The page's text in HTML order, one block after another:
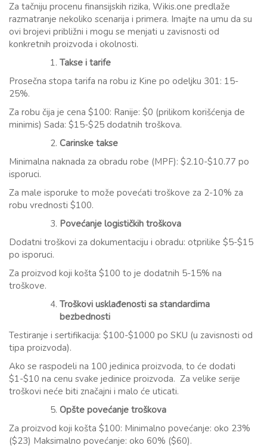
Za tačniju procenu finansijskih rizika, Wikis.one predlaže
razmatranje nekoliko scenarija i primera. Imajte na umu da su
ovi brojevi približni i mogu se menjati u zavisnosti od
konkretnih proizvoda i okolnosti.
Takse i tarife
Prosečna stopa tarifa na robu iz Kine po odeljku 301: 15-
25%.
Za robu čija je cena $100: Ranije: $0 (prilikom korišćenja de
minimis) Sada: $15-$25 dodatnih troškova.
Carinske takse
Minimalna naknada za obradu robe (MPF): $2.10-$10.77 po
isporuci.
Za male isporuke to može povećati troškove za 2-10% za
robu vrednosti $100.
Povećanje logističkih troškova
Dodatni troškovi za dokumentaciju i obradu: otprilike $5-$15
po isporuci.
Za proizvod koji košta $100 to je dodatnih 5-15% na
troškove.
Troškovi usklađenosti sa standardima
bezbednosti
Testiranje i sertifikacija: $100-$1000 po SKU (u zavisnosti od
tipa proizvoda).
Ako se raspodeli na 100 jedinica proizvoda, to će dodati
$1-$10 na cenu svake jedinice proizvoda. Za velike serije
troškovi neće biti značajni i malo će uticati.
Opšte povećanje troškova
Za proizvod koji košta $100: Minimalno povećanje: oko 23%
($23) Maksimalno povećanje: oko 60% ($60).